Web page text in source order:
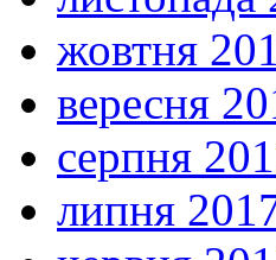
жовтня
вересня
серпня
липня